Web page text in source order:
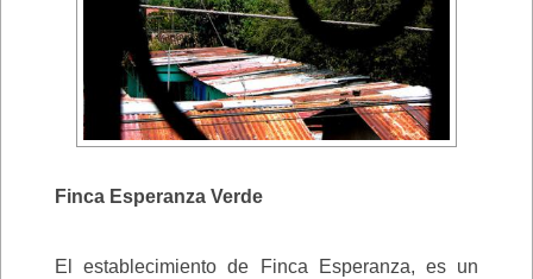
Finca Esperanza Verde
El establecimiento de Finca Esperanza, es un